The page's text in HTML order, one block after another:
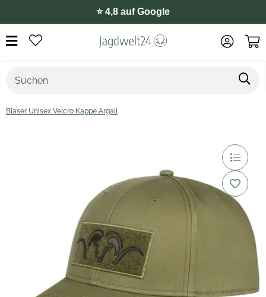
⭐️ 4,8 auf Google
Blaser Unisex Velcro Kappe Argali